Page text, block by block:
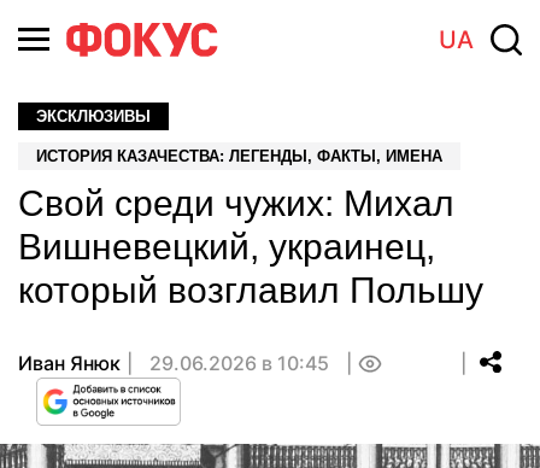
UA
ЭКСКЛЮЗИВЫ
ИСТОРИЯ КАЗАЧЕСТВА: ЛЕГЕНДЫ, ФАКТЫ, ИМЕНА
Свой среди чужих: Михал
Вишневецкий, украинец,
который возглавил Польшу
Иван Янюк 29.06.2026 в 10:45